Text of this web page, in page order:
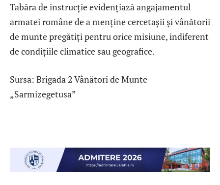
Tabăra de instrucție evidențiază angajamentul
armatei române de a menține cercetașii și vânătorii
de munte pregătiți pentru orice misiune, indiferent
de condițiile climatice sau geografice.
Sursa: Brigada 2 Vânători de Munte
„Sarmizegetusa”